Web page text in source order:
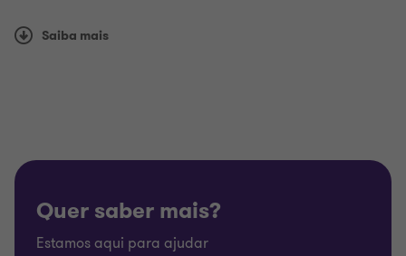
de qualidade, de acordo com o Grant Thornton
encontra-se inscrita na Comissão de Mercado de
Valores Mobiliários como Auditor Externo, desde
1991.Este registo traduz o reconhecimento das
Saiba mais
Quer saber mais?
Estamos aqui para ajudar